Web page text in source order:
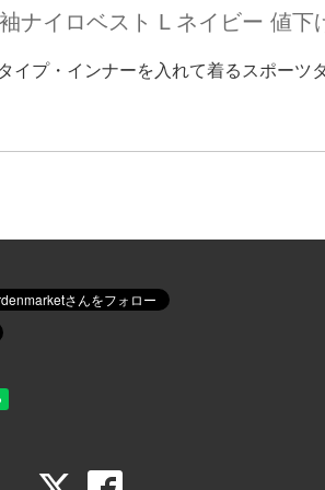
ナイロベスト L ネイビー 値下
イプ・インナーを入れて着るスポーツ